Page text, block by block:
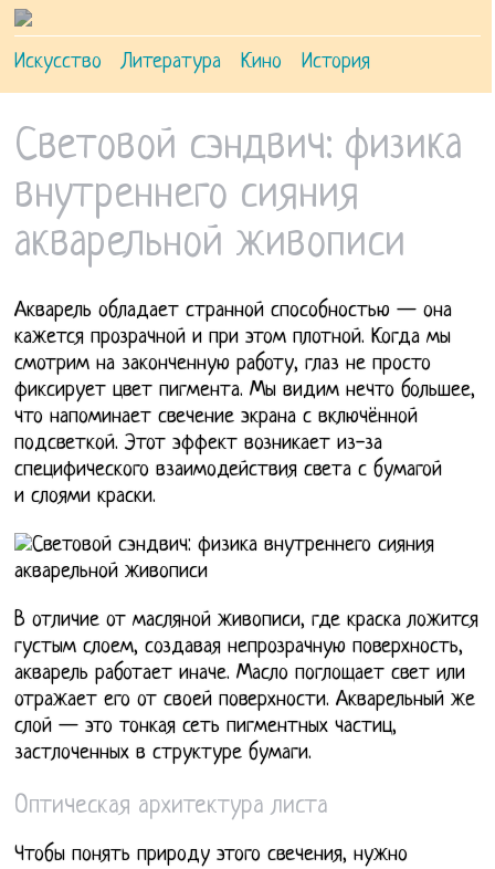
Искусство Литература Кино История
Световой сэндвич: физика
внутреннего сияния
акварельной живописи
Акварель обладает странной способностью — она
кажется прозрачной и при этом плотной. Когда мы
смотрим на законченную работу, глаз не просто
фиксирует цвет пигмента. Мы видим нечто большее,
что напоминает свечение экрана с включённой
подсветкой.Этот эффект возникает из-за
специфического взаимодействия света с бумагой
и слоями краски.
В отличие от масляной живописи, где краска ложится
густым слоем, создавая непрозрачную поверхность,
акварель работает иначе. Масло поглощает свет или
отражает его от своей поверхности. Акварельный же
слой — это тонкая сеть пигментных частиц,
застлоченных в структуре бумаги.
Оптическая архитектура листа
Чтобы понять природу этого свечения, нужно